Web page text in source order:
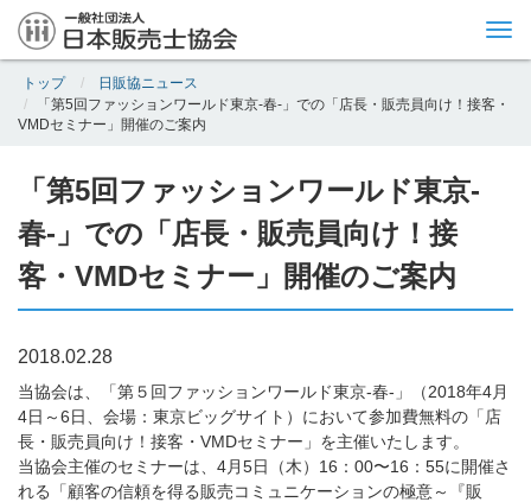
トップ
日販協ニュース
「第5回ファッションワールド東京-春-」での「店長・販売員向け！接客・
VMDセミナー」開催のご案内
「第5回ファッションワールド東京-
春-」での「店長・販売員向け！接
客・VMDセミナー」開催のご案内
2018.02.28
当協会は、「第５回ファッションワールド東京-春-」（2018年4月
4日～6日、会場：東京ビッグサイト）において参加費無料の「店
長・販売員向け！接客・VMDセミナー」を主催いたします。
当協会主催のセミナーは、4月5日（木）16：00〜16：55に開催さ
れる「顧客の信頼を得る販売コミュニケーションの極意～『販